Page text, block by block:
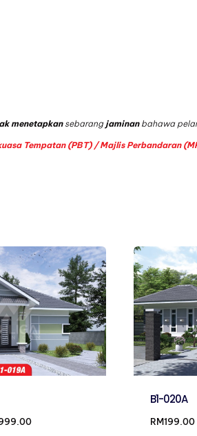
menetapkan sebarang jaminan bahawa
Tempatan (PBT) / Majlis Perbandaran
Price
B1-020A
RM199.00